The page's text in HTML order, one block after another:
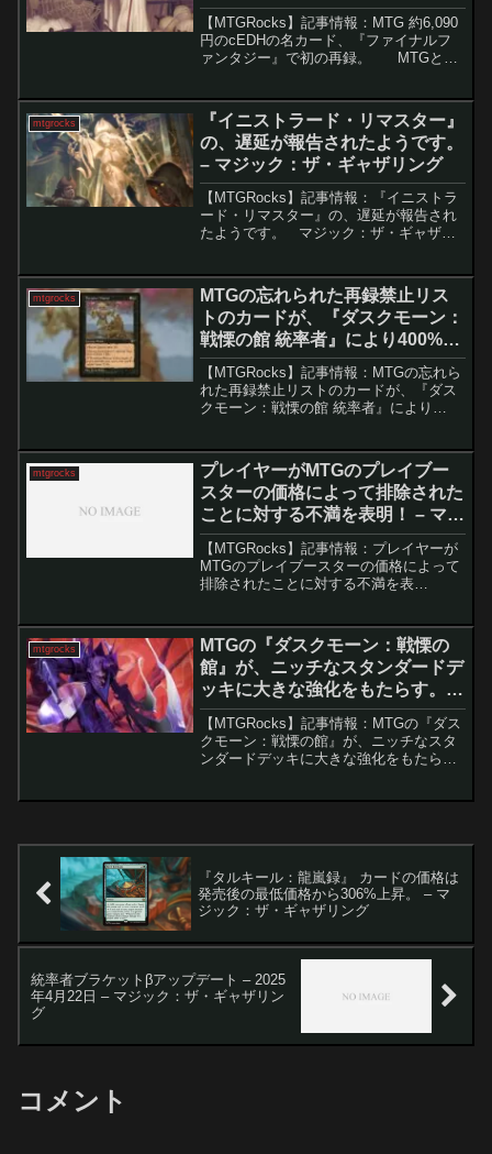
ャザリング
【MTGRocks】記事情報：MTG 約6,090
円のcEDHの名カード、『ファイナルフ
ァンタジー』で初の再録。 MTGとフ
スシートが、いよい...
mtgrocks
『イニストラード・リマスター』
の、遅延が報告されたようです。
– マジック：ザ・ギャザリング
【MTGRocks】記事情報：『イニストラ
ード・リマスター』の、遅延が報告され
たようです。 マジック：ザ・ギャザリ
リリースに向けて動き出しています。し
かし、予...
mtgrocks
MTGの忘れられた再録禁止リス
トのカードが、『ダスクモーン：
戦慄の館 統率者』により400%の
価格上昇を見る。 – マジック：
ザ・ギャザリング
【MTGRocks】記事情報：MTGの忘れら
れた再録禁止リストのカードが、『ダス
クモーン：戦慄の館 統率者』により
トに含まれるカードは、需要が高まると
急激に価格...
mtgrocks
プレイヤーがMTGのプレイブー
スターの価格によって排除された
ことに対する不満を表明！ – マジ
ック：ザ・ギャザリング
【MTGRocks】記事情報：プレイヤーが
MTGのプレイブースターの価格によって
排除されたことに対する不満を表
スに合わせて、新しい7枚の...
mtgrocks
MTGの『ダスクモーン：戦慄の
館』が、ニッチなスタンダードデ
ッキに大きな強化をもたらす。 –
マジック：ザ・ギャザリング
【MTGRocks】記事情報：MTGの『ダス
クモーン：戦慄の館』が、ニッチなスタ
ンダードデッキに大きな強化をもたら
『タルキール：龍嵐録』 カードの価格は
発売後の最低価格から306%上昇。 – マ
ジック：ザ・ギャザリング
統率者ブラケットβアップデート – 2025
年4月22日 – マジック：ザ・ギャザリン
グ
コメント